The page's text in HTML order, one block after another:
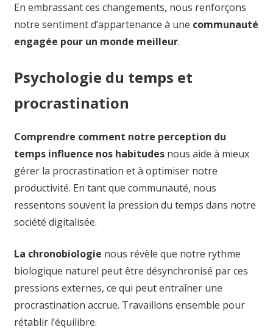
En embrassant ces changements, nous renforçons
notre sentiment d’appartenance à une communauté
engagée pour un monde meilleur.
Psychologie du temps et
procrastination
Comprendre comment notre perception du
temps influence nos habitudesnous aide à mieux
gérer la procrastination et à optimiser notre
productivité. En tant que communauté, nous
ressentons souvent la pression du temps dans notre
société digitalisée.
La chronobiologie nous révèle que notre rythme
biologique naturel peut être désynchronisé par ces
pressions externes, ce qui peut entraîner une
procrastination accrue. Travaillons ensemble pour
rétablir l’équilibre.